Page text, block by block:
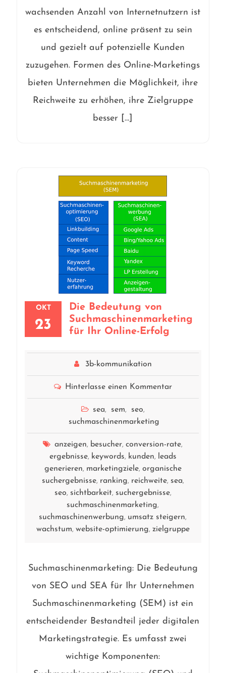
wachsenden Anzahl von Internetnutzern ist
es entscheidend, online präsent zu sein
und gezielt auf potenzielle Kunden
zuzugehen. Formen des Online-Marketings
bieten Unternehmen die Möglichkeit, ihre
Reichweite zu erhöhen, ihre Zielgruppe
besser […]
OKT
23
Die Bedeutung von
Suchmaschinenmarketing
für Ihr Online-Erfolg
3b-kommunikation
Hinterlasse einen Kommentar
sea, sem, seo,
suchmaschinenmarketing
anzeigen, besucher,conversion-rate,
ergebnisse, keywords, kunden, leads
generieren, marketingziele, organische
suchergebnisse, ranking, reichweite, sea,
seo, sichtbarkeit, suchergebnisse,
suchmaschinenmarketing,
suchmaschinenwerbung, umsatz steigern,
wachstum, website-optimierung, zielgruppe
Suchmaschinenmarketing: Die Bedeutung
von SEO und SEA für Ihr Unternehmen
Suchmaschinenmarketing (SEM) ist ein
entscheidender Bestandteil jeder digitalen
Marketingstrategie. Es umfasst zwei
wichtige Komponenten: